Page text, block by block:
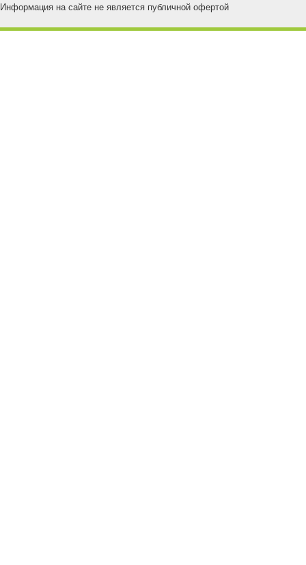
Информация на сайте не является публичной офертой